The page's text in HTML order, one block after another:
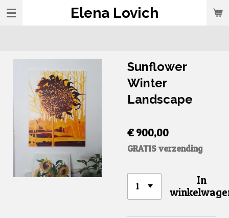
Ga
direct
hoofdinhoud
Elena Lovich
Sunflower
Winter
Landscape
€ 900,00
GRATIS verzending
In